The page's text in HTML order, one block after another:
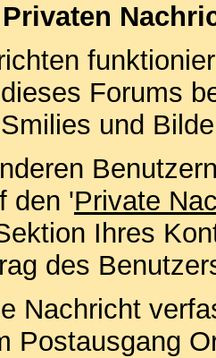
Forums
und
den 'Private
Ihres
des
Nachricht
Postausgang